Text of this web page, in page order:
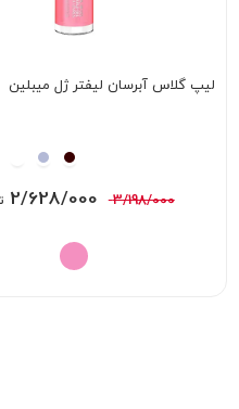
لیپ گلاس آبرسان لیفتر ژل میبلین
3/198/000
قیمت
2/628/000